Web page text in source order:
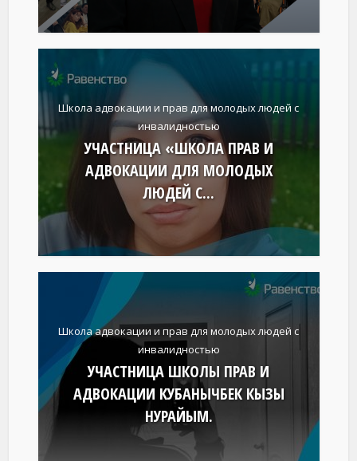
Школа адвокации и прав для молодых людей с
инвалидностью
УЧАСТНИЦА «ШКОЛА ПРАВ И
АДВОКАЦИИ ДЛЯ МОЛОДЫХ
ЛЮДЕЙ С...
Школа адвокации и прав для молодых людей с
инвалидностью
УЧАСТНИЦА ШКОЛЫ ПРАВ И
АДВОКАЦИИ КУБАНЫЧБЕК КЫЗЫ
НУРАЙЫМ.